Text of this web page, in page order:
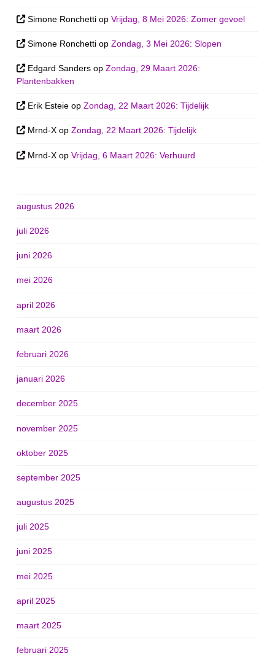
Simone Ronchetti opVrijdag, 8 Mei 2026: Zomer gevoel
Simone Ronchetti opZondag, 3 Mei 2026: Slopen
Edgard Sanders opZondag, 29 Maart 2026:
Plantenbakken
Erik Esteie opZondag, 22 Maart 2026: Tijdelijk
Mrnd-X opZondag, 22 Maart 2026: Tijdelijk
Mrnd-X opVrijdag, 6 Maart 2026: Verhuurd
augustus 2026
juli 2026
juni 2026
mei 2026
april 2026
maart 2026
februari 2026
januari 2026
december 2025
november 2025
oktober 2025
september 2025
augustus 2025
juli 2025
juni 2025
mei 2025
april 2025
maart 2025
februari 2025